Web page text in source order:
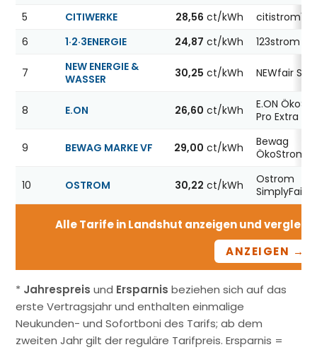
5
CITIWERKE 28,56 ct/kWh
citistrom12
6
1·2·3ENERGIE 24,87 ct/kWh 123strom
7
NEW ENERGIE &
WASSER
30,25 ct/kWh NEWfair
8 E.ON 26,60 ct/kWh
E.ON
Pro Extra 12
9 BEWAG MARKE VF 29,00 ct/kWh
Bewag
ÖkoStrom12
10 OSTROM 30,22 ct/kWh
Ostrom
SimplyFair
Alle Tarife in Landshut anzeigen und
ANZEIGEN →
* Jahrespreis und Ersparnis beziehen sich auf das
erste Vertragsjahr und enthalten einmalige
Neukunden- und Sofortboni des Tarifs; ab dem
zweiten Jahr gilt der reguläre Tarifpreis. Ersparnis =